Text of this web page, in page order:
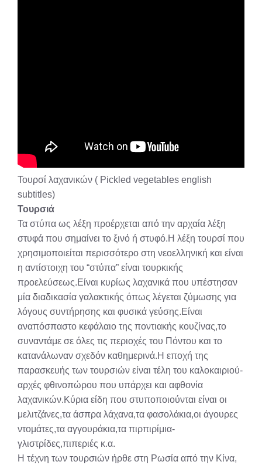
Τουρσί λαχανικών ( Pickled vegetables english
subtitles)
Τουρσιά
Τα στύπα ως λέξη προέρχεται από την αρχαία λέξη
στυφά που σημαίνει το ξινό ή στυφό.Η λέξη τουρσί που
χρησιμοποιείται περισσότερο στη νεοελληνική και είναι
η αντίστοιχη του “στύπα” είναι τουρκικής
προελεύσεως.Είναι κυρίως λαχανικά που υπέστησαν
μία διαδικασία γαλακτικής όπως λέγεται ζύμωσης για
λόγους συντήρησης και φυσικά γεύσης.Είναι
αναπόσπαστο κεφάλαιο της ποντιακής κουζίνας,το
συναντάμε σε όλες τις περιοχές του Πόντου και το
κατανάλωναν σχεδόν καθημερινά.Η εποχή της
παρασκευής των τουρσιών είναι τέλη του καλοκαιριού-
αρχές φθινοπώρου που υπάρχει και αφθονία
λαχανικών.Κύρια είδη που στυποποιούνται είναι οι
μελιτζάνες,τα άσπρα λάχανα,τα φασολάκια,οι άγουρες
ντομάτες,τα αγγουράκια,τα πιρπιρίμια-
γλιστρίδες,πιπεριές κ.α.
Η τέχνη των τουρσιών ήρθε στη Ρωσία από την Κίνα,